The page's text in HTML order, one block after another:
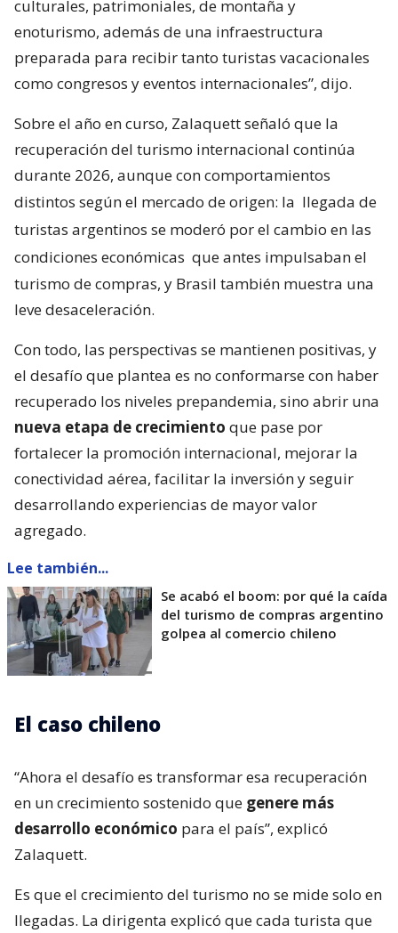
culturales, patrimoniales, de montaña y
enoturismo, además de una infraestructura
preparada para recibir tanto turistas vacacionales
como congresos y eventos internacionales”, dijo.
Sobre el año en curso, Zalaquett señaló que la
recuperación del turismo internacional continúa
durante 2026, aunque con comportamientos
distintos según el mercado de origen: la llegada de
turistas argentinos se moderó por el cambio en las
condiciones económicas que antes impulsaban el
turismo de compras, y Brasil también muestra una
leve desaceleración.
Con todo, las perspectivas se mantienen positivas, y
el desafío que plantea es no conformarse con haber
recuperado los niveles prepandemia, sino abrir una
nueva etapa de crecimiento que pase por
fortalecer la promoción internacional, mejorar la
conectividad aérea, facilitar la inversión y seguir
desarrollando experiencias de mayor valor
agregado.
Lee también...
Se acabó el boom: por qué la caída
del turismo de compras argentino
golpea al comercio chileno
El caso chileno
“Ahora el desafío es transformar esa recuperación
en un crecimiento sostenido que genere más
desarrollo económico para el país”, explicó
Zalaquett.
Es que el crecimiento del turismo no se mide solo en
llegadas. La dirigenta explicó que cada turista que